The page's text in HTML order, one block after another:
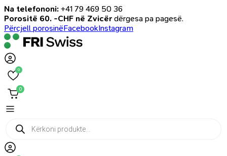
Na telefononi: +41 79 469 50 36
Porositë 60. -CHF në Zvicër dërgesa pa pagesë.
Përcjell porosinëFacebookInstagram
0
0
Products
search